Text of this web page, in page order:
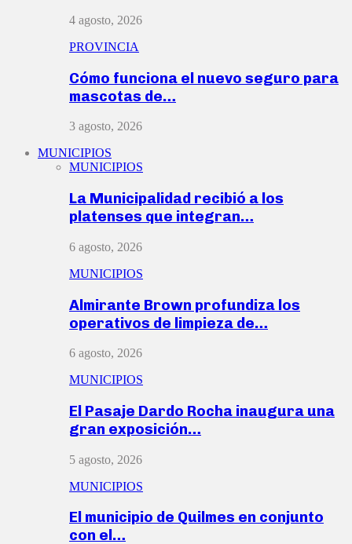
4 agosto, 2026
PROVINCIA
Cómo funciona el nuevo seguro para
mascotas de…
3 agosto, 2026
MUNICIPIOS
MUNICIPIOS
La Municipalidad recibió a los
platenses que integran…
6 agosto, 2026
MUNICIPIOS
Almirante Brown profundiza los
operativos de limpieza de…
6 agosto, 2026
MUNICIPIOS
El Pasaje Dardo Rocha inaugura una
gran exposición…
5 agosto, 2026
MUNICIPIOS
El municipio de Quilmes en conjunto
con el…